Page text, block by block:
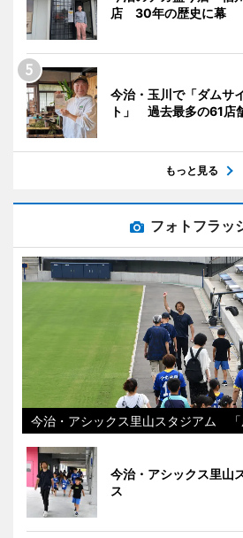
店 30年の歴史に幕
今治・玉川で「ダムサ
ト」 過去最多の61店
もっと見る
フォトフラッ
今治・アシックス里山スタジアム 「
今治・アシックス里
ス